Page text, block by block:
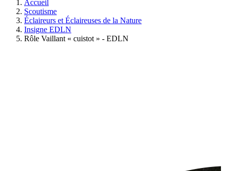
Accueil
Scoutisme
Éclaireurs et Éclaireuses de la Nature
Insigne EDLN
Rôle Vaillant « cuistot » - EDLN